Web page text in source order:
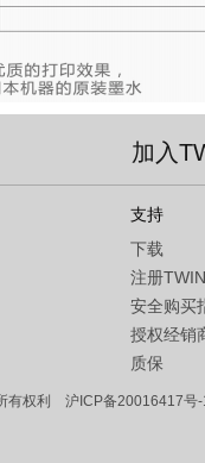
加入
支持
下载
注册
安全购买
授权经销
质保
有权利 沪ICP备20016417号